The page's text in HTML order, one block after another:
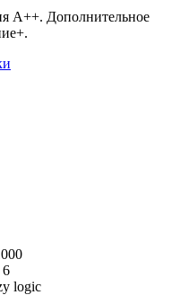
А++. Дополнительное
6
logic